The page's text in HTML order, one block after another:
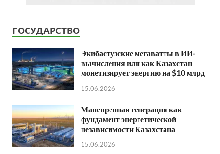
ГОСУДАРСТВО
Экибастузские мегаватты в ИИ-
вычисления или как Казахстан
монетизирует энергию на $10 млрд
15.06.2026
Маневренная генерация как
фундамент энергетической
независимости Казахстана
15.06.2026